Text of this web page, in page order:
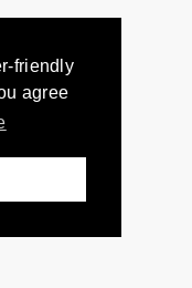
friendly
agree